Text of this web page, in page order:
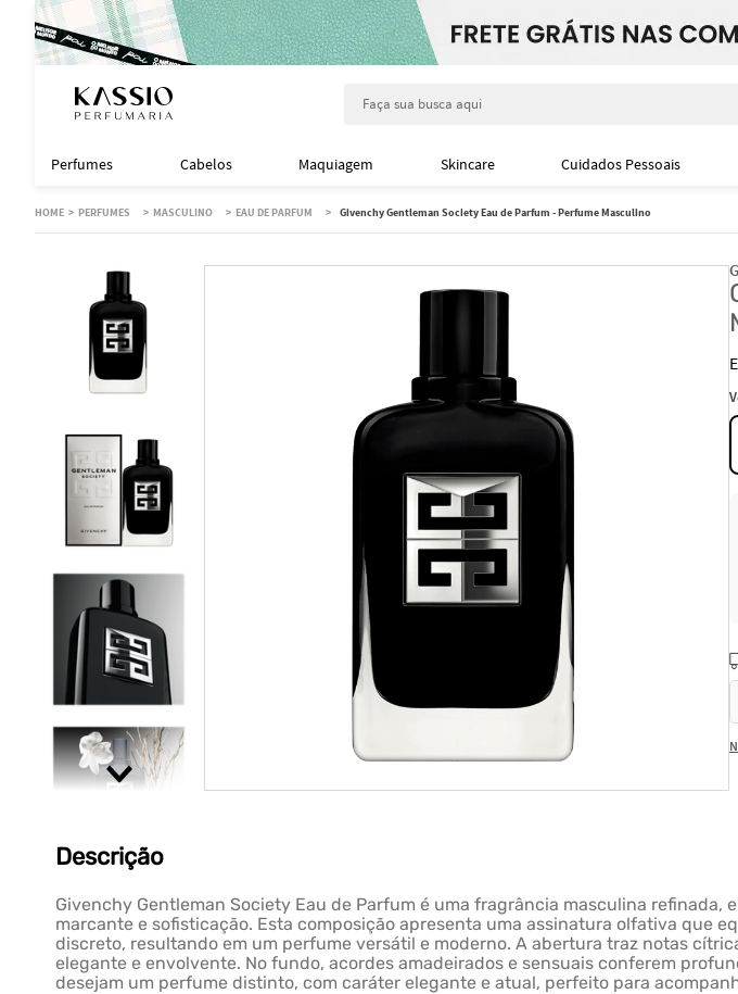
Perfumes Cabelos Maquiagem Skincare Cuidados Pessoais
PERFUMES MASCULINO EAU DE PARFUM Givenchy Gentleman Society Eau de Parfum - Perfume Masculino
Descrição
Givenchy Gentleman Society Eau de Parfum é uma fragrância masculina
marcante e sofisticação. Esta composição apresenta uma assinatura olfativa que
discreto, resultando em um perfume versátil e moderno. A abertura traz notas
elegante e envolvente. No fundo, acordes amadeirados e sensuais conferem
desejam um perfume distinto, com caráter elegante e atual, perfeito para